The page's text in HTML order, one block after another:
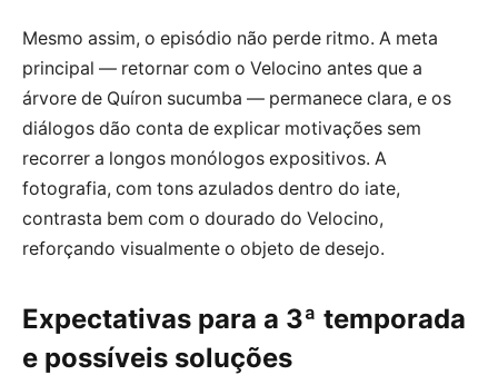
Mesmo assim, o episódio não perde ritmo. A meta
principal — retornar com o Velocino antes que a
árvore de Quíron sucumba — permanece clara, e os
diálogos dão conta de explicar motivações sem
recorrer a longos monólogos expositivos. A
fotografia, com tons azulados dentro do iate,
contrasta bem com o dourado do Velocino,
reforçando visualmente o objeto de desejo.
Expectativas para a 3ª temporada
e possíveis soluções